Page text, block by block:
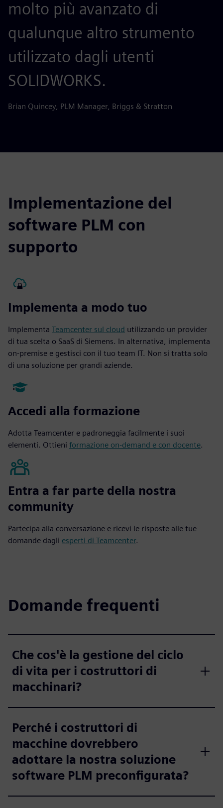
molto più avanzato di
qualunque altro strumento
utilizzato dagli utenti
SOLIDWORKS.
Brian Quincey, PLM Manager, Briggs & Stratton
Implementazione del
software PLM con
supporto
Implementa a modo tuo
Implementa Teamcenter sul cloud utilizzando un provider
di tua scelta o SaaS di Siemens. In alternativa, implementa
on-premise e gestisci con il tuo team IT. Non si tratta solo
di una soluzione per grandi aziende.
Accedi alla formazione
Adotta Teamcenter e padroneggia facilmente i suoi
elementi. Ottieni formazione on-demand e con docente.
Entra a far parte della nostra
community
Partecipa alla conversazione e ricevi le risposte alle tue
domande dagli esperti di Teamcenter.
Domande frequenti
Che cos'è la gestione del ciclo
di vita per i costruttori di
macchinari?
Perché i costruttori di
macchine dovrebbero
adottare la nostra soluzione
software PLM preconfigurata?